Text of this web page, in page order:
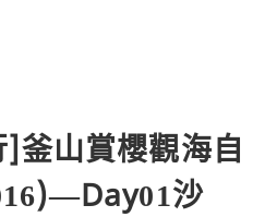
釜山賞櫻觀海自
沙